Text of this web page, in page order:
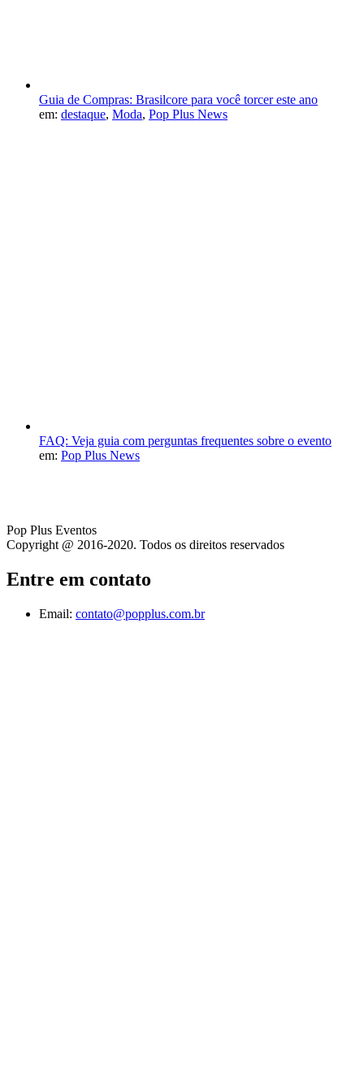
Guia de Compras: Brasilcore para você torcer este ano
em: destaque, Moda, Pop Plus News
FAQ: Veja guia com perguntas frequentes sobre o evento
em: Pop Plus News
Pop Plus Eventos
Copyright @ 2016-2020. Todos os direitos reservados
Entre em contato
Email: contato@popplus.com.br